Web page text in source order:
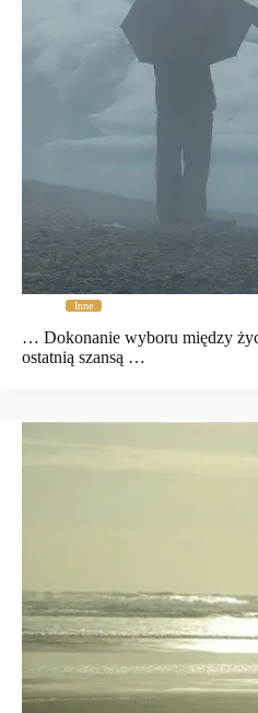
Inne
… Dokonanie wyboru między
ostatnią szansą …